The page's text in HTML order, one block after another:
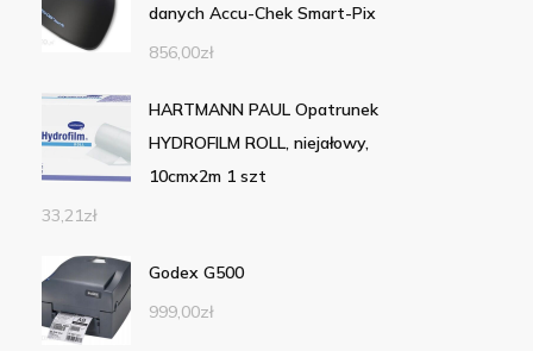
danych Accu-Chek Smart-Pix
856,00zł
HARTMANN PAUL Opatrunek
HYDROFILM ROLL, niejałowy,
10cmx2m 1 szt
33,21zł
Godex G500
999,00zł